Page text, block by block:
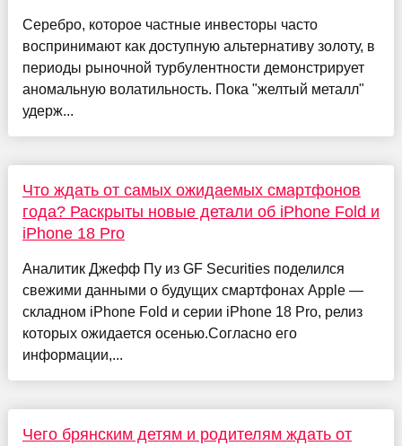
Серебро, которое частные инвесторы часто
воспринимают как доступную альтернативу золоту, в
периоды рыночной турбулентности демонстрирует
аномальную волатильность. Пока "желтый металл"
удерж...
Что ждать от самых ожидаемых смартфонов
года? Раскрыты новые детали об iPhone Fold и
iPhone 18 Pro
Аналитик Джефф Пу из GF Securities поделился
свежими данными о будущих смартфонах Apple —
складном iPhone Fold и серии iPhone 18 Pro, релиз
которых ожидается осенью.Согласно его
информации,...
Чего брянским детям и родителям ждать от